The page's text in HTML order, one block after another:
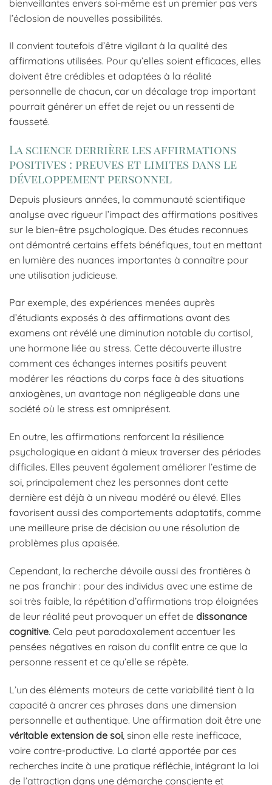
bienveillantes envers soi-même est un premier pas vers
l’éclosion de nouvelles possibilités.
Il convient toutefois d’être vigilant à la qualité des
affirmations utilisées. Pour qu’elles soient efficaces, elles
doivent être crédibles et adaptées à la réalité
personnelle de chacun, car un décalage trop important
pourrait générer un effet de rejet ou un ressenti de
fausseté.
La science derrière les affirmations
positives : preuves et limites dans le
développement personnel
Depuis plusieurs années, la communauté scientifique
analyse avec rigueur l’impact des affirmations positives
sur le bien-être psychologique. Des études reconnues
ont démontré certains effets bénéfiques, tout en mettant
en lumière des nuances importantes à connaître pour
une utilisation judicieuse.
Par exemple, des expériences menées auprès
d’étudiants exposés à des affirmations avant des
examens ont révélé une diminution notable du cortisol,
une hormone liée au stress. Cette découverte illustre
comment ces échanges internes positifs peuvent
modérer les réactions du corps face à des situations
anxiogènes, un avantage non négligeable dans une
société où le stress est omniprésent.
En outre, les affirmations renforcent la résilience
psychologique en aidant à mieux traverser des périodes
difficiles. Elles peuvent également améliorer l’estime de
soi, principalement chez les personnes dont cette
dernière est déjà à un niveau modéré ou élevé. Elles
favorisent aussi des comportements adaptatifs, comme
une meilleure prise de décision ou une résolution de
problèmes plus apaisée.
Cependant, la recherche dévoile aussi des frontières à
ne pas franchir : pour des individus avec une estime de
soi très faible, la répétition d’affirmations trop éloignées
de leur réalité peut provoquer un effet de dissonance
cognitive. Cela peut paradoxalement accentuer les
pensées négatives en raison du conflit entre ce que la
personne ressent et ce qu’elle se répète.
L’un des éléments moteurs de cette variabilité tient à la
capacité à ancrer ces phrases dans une dimension
personnelle et authentique. Une affirmation doit être une
véritable extension de soi , sinon elle reste inefficace,
voire contre-productive. La clarté apportée par ces
recherches incite à une pratique réfléchie, intégrant la loi
de l’attraction dans une démarche consciente et